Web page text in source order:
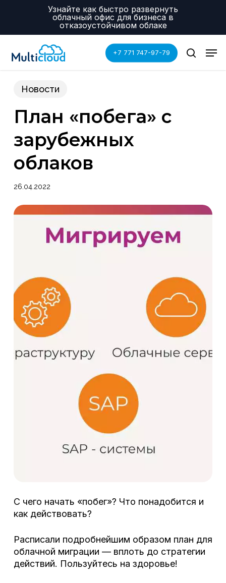
Узнайте как быстро развернуть
облачный офис для бизнеса в
отказоустойчивом облаке
+7 771 747-97-79
search
Новости
План «побега» с
зарубежных
облаков
26.04.2022
С чего начать «побег»? Что понадобится и
как действовать?
Расписали подробнейшим образом план для
облачной миграции — вплоть до стратегии
действий. Пользуйтесь на здоровье!